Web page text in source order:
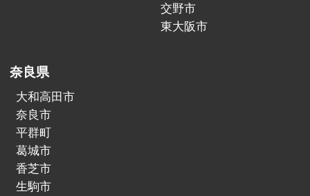
交野市
東大阪市
奈良県
大和高田市
奈良市
平群町
葛城市
香芝市
生駒市